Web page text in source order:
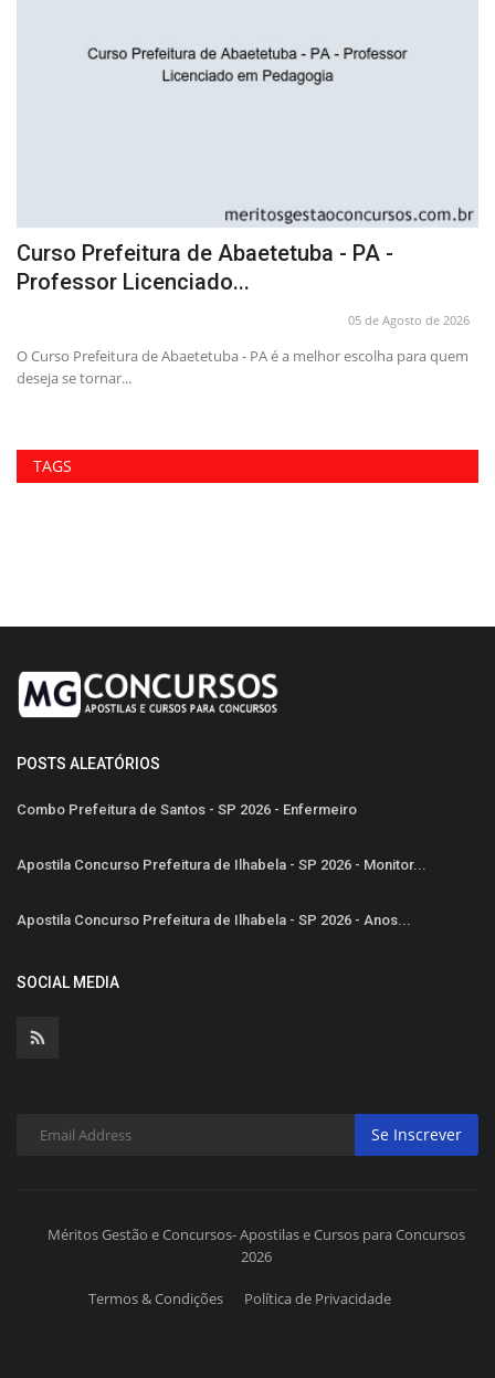
Curso Prefeitura de Abaetetuba - PA -
Professor Licenciado...
05 de Agosto de 2026
O Curso Prefeitura de Abaetetuba - PA é a melhor escolha para quem
deseja se tornar...
TAGS
POSTS ALEATÓRIOS
Combo Prefeitura de Santos - SP 2026 - Enfermeiro
Apostila Concurso Prefeitura de Ilhabela - SP 2026 - Monitor...
Apostila Concurso Prefeitura de Ilhabela - SP 2026 - Anos...
SOCIAL MEDIA
Se Inscrever
Méritos Gestão e Concursos- Apostilas e Cursos para Concursos
2026
Termos & Condições Política de Privacidade